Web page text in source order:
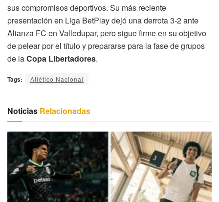
sus compromisos deportivos. Su más reciente
presentación en Liga BetPlay dejó una derrota 3-2 ante
Alianza FC en Valledupar, pero sigue firme en su objetivo
de pelear por el título y prepararse para la fase de grupos
de laCopa Libertadores.
Tags: Atlético Nacional
Noticias Relacionadas